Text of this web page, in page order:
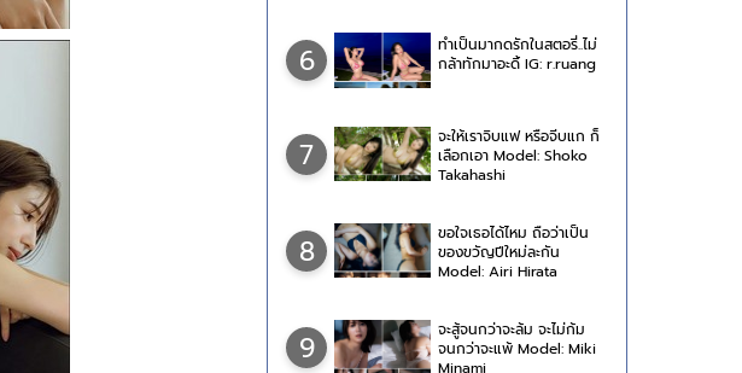
6
ทำเป็นมากดรักในสตอรี่..ไม่
กล้าทักมาอะดิ้ IG: r.ruang
7
จะให้เราจิบแฟ หรือจีบแก ก็
เลือกเอา Model: Shoko
Takahashi
8
ขอใจเธอได้ไหม ถือว่าเป็น
ของขวัญปีใหม่ละกัน
Model: Airi Hirata
9
จะสู้จนกว่าจะล้ม จะไม่ก้ม
จนกว่าจะแพ้ Model: Miki
Minami